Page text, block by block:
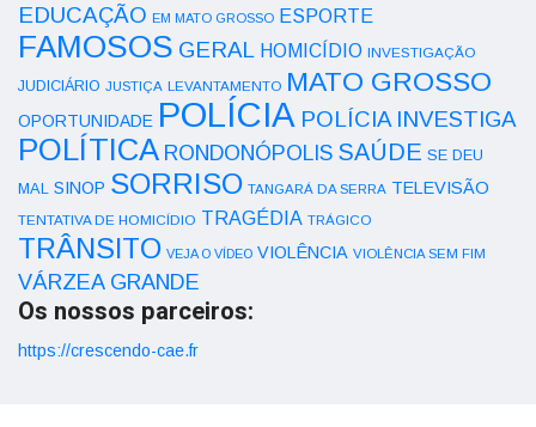
EDUCAÇÃO EM MATO GROSSO ESPORTE
FAMOSOS GERAL HOMICÍDIO INVESTIGAÇÃO
JUDICIÁRIO JUSTIÇA LEVANTAMENTO MATO GROSSO
OPORTUNIDADE POLÍCIA POLÍCIA INVESTIGA
POLÍTICA RONDONÓPOLIS SAÚDE SE DEU
MAL SINOP SORRISO TANGARÁ DA SERRA TELEVISÃO
TENTATIVA DE HOMICÍDIO TRAGÉDIA TRÁGICO
TRÂNSITO VEJA O VÍDEO VIOLÊNCIA VIOLÊNCIA SEM FIM
VÁRZEA GRANDE
Os nossos parceiros:
https://crescendo-cae.fr